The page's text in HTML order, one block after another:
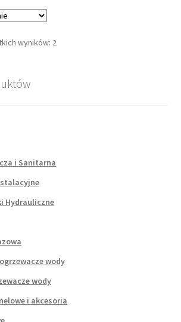
wyników: 2
i Sanitarna
Hydrauliczne
wody
wody
i akcesoria